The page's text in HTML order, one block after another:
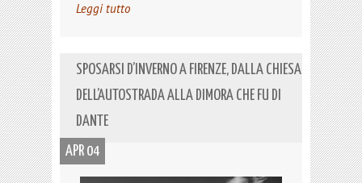
Leggi tutto
SPOSARSI D’INVERNO A FIRENZE, DALLA CHIESA
DELL’AUTOSTRADA ALLA DIMORA CHE FU DI
DANTE
APR 04